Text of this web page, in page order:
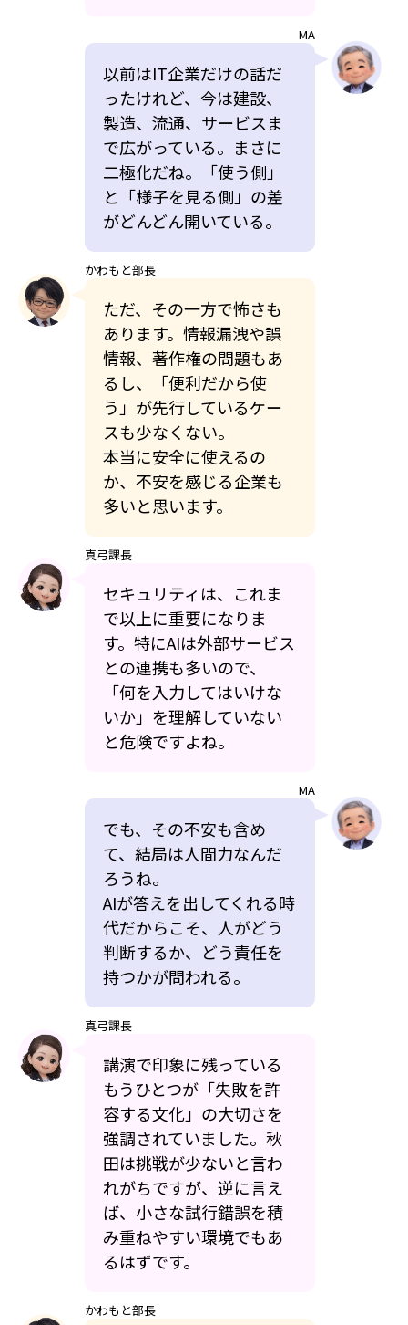
MA
以前はIT企業だけの話だ
ったけれど、今は建設、
製造、流通、サービスま
で広がっている。まさに
二極化だね。「使う側」
と「様子を見る側」の差
がどんどん開いている。
かわもと部長
ただ、その一方で怖さも
あります。情報漏洩や誤
情報、著作権の問題もあ
るし、「便利だから使
う」が先行しているケー
スも少なくない。
本当に安全に使えるの
か、不安を感じる企業も
多いと思います。
真弓課長
セキュリティは、これま
で以上に重要になりま
す。特にAIは外部サービス
との連携も多いので、
「何を入力してはいけな
いか」を理解していない
と危険ですよね。
MA
でも、その不安も含め
て、結局は人間力なんだ
ろうね。
AIが答えを出してくれる時
代だからこそ、人がどう
判断するか、どう責任を
持つかが問われる。
真弓課長
講演で印象に残っている
もうひとつが「失敗を許
容する文化」の大切さを
強調されていました。秋
田は挑戦が少ないと言わ
れがちですが、逆に言え
ば、小さな試行錯誤を積
み重ねやすい環境でもあ
るはずです。
かわもと部長